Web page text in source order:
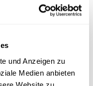
und Anzeigen zu
Medien anbieten
Website zu
Universitäten
an. Hier können
an Führungen und
etwas Uni-Luft
sich die “wichtigen”